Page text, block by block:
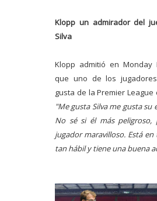
Klopp un admirador del
Silva
Klopp admitió en Monday
que uno de los
gusta de la Premier League
"Me gusta Silva me gusta su
No sé si él más
jugador maravilloso. Está
tan hábil y tiene una buena